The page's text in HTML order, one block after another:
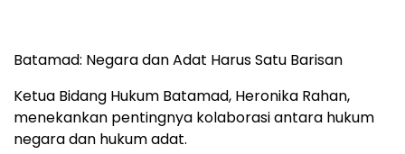
Batamad: Negara dan Adat Harus Satu Barisan
Ketua Bidang Hukum Batamad, Heronika Rahan,
menekankan pentingnya kolaborasi antara hukum
negara dan hukum adat.